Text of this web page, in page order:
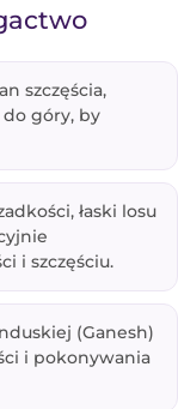
szczęścia,
góry, by
łaski losu
i szczęściu.
(Ganesh)
i pokonywania